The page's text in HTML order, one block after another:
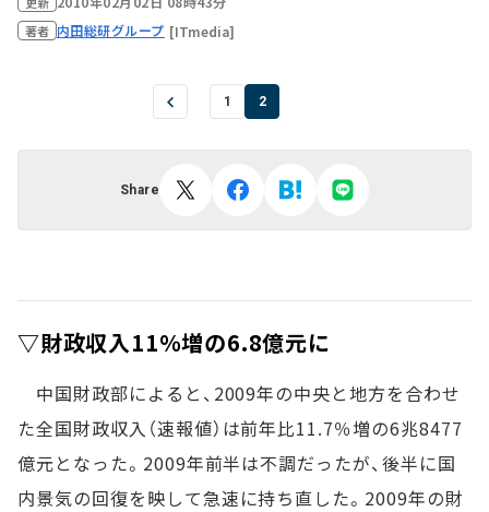
著者 内田総研グループ [ITmedia]
1 2
Share
▽財政収入11％増の6.8億元に
中国財政部によると、2009年の中央と地方を合わせ
た全国財政収入（速報値）は前年比11.7％増の6兆8477
億元となった。2009年前半は不調だったが、後半に国
内景気の回復を映して急速に持ち直した。2009年の財